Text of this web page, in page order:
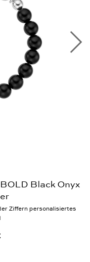
Black Onyx
Ziffern personalisiertes